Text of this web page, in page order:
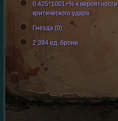
0.425*1001+% к вероятности
критического удара
Гнезда (0)
2,394 ед. брони